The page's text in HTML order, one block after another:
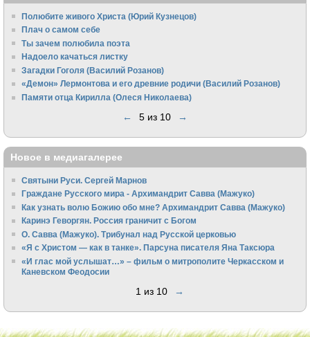
Полюбите живого Христа (Юрий Кузнецов)
Плач о самом себе
Ты зачем полюбила поэта
Надоело качаться листку
Загадки Гоголя (Василий Розанов)
«Демон» Лермонтова и его древние родичи (Василий Розанов)
Памяти отца Кирилла (Олеся Николаева)
← 5 из 10 →
Новое в медиагалерее
Святыни Руси. Сергей Марнов
Граждане Русского мира - Архимандрит Савва (Мажуко)
Как узнать волю Божию обо мне? Архимандрит Савва (Мажуко)
Каринэ Геворгян. Россия граничит с Богом
О. Савва (Мажуко). Трибунал над Русской церковью
«Я с Христом — как в танке». Парсуна писателя Яна Таксюра
«И глас мой услышат…» – фильм о митрополите Черкасском и
Каневском Феодосии
1 из 10 →